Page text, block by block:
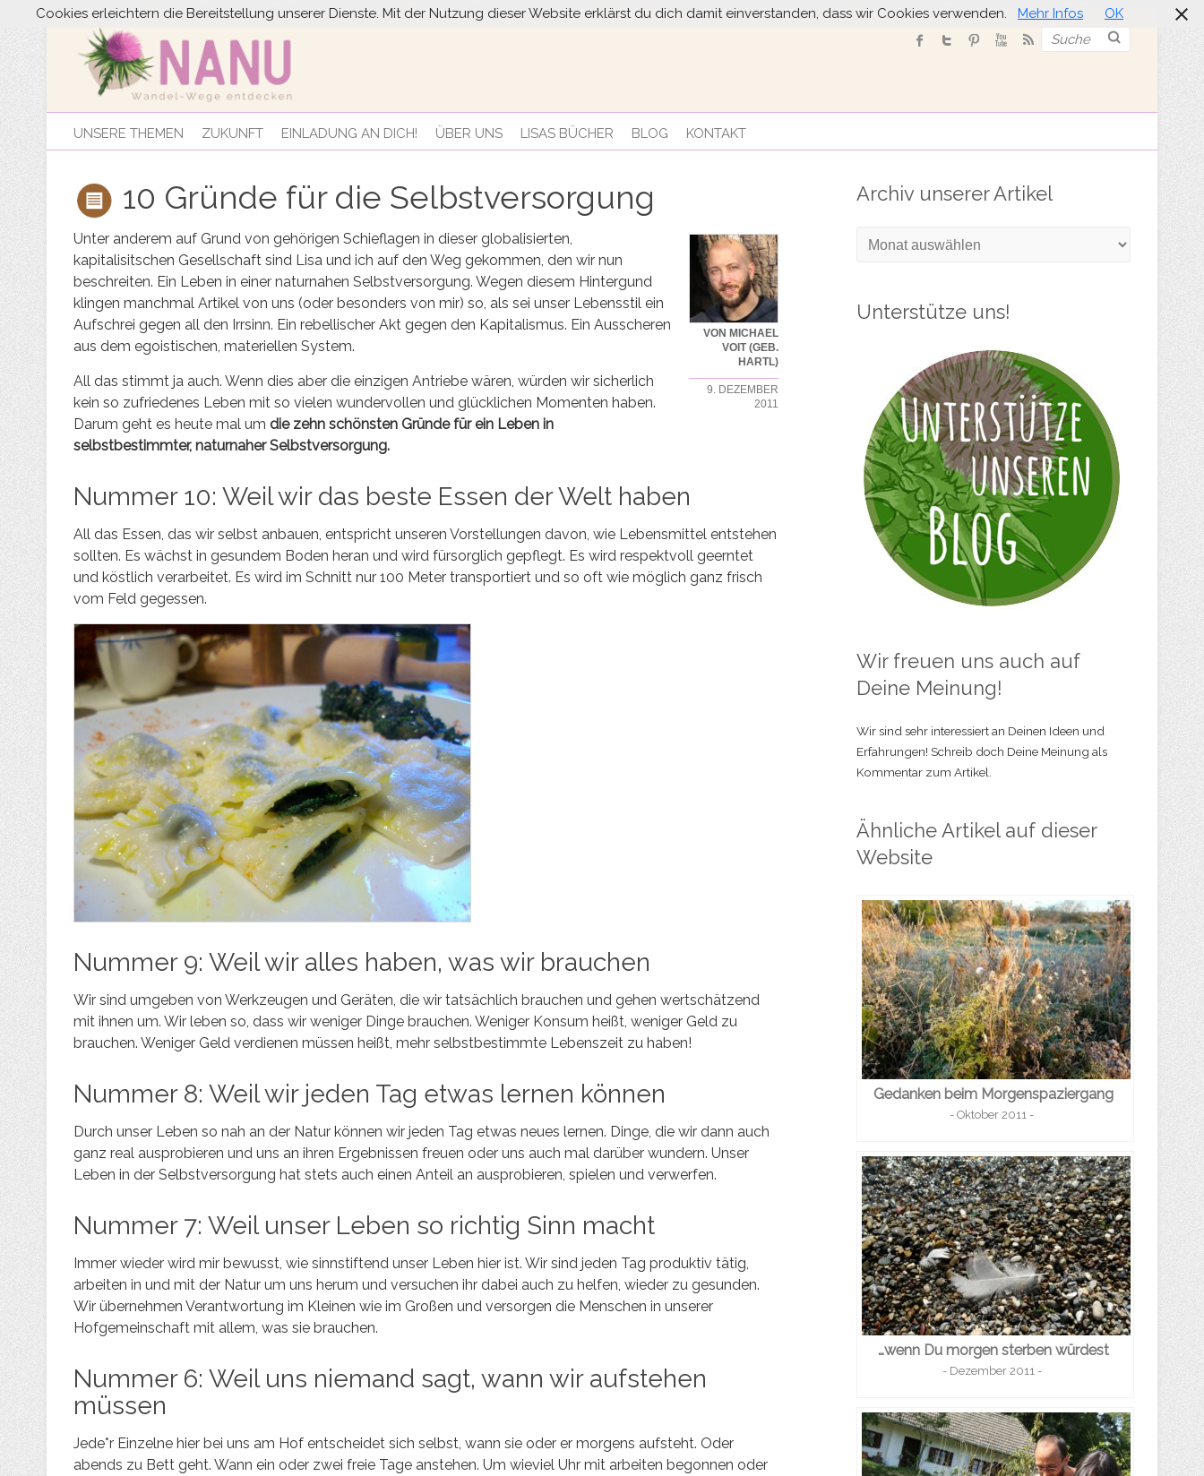
Suche
UNSERE THEMEN ZUKUNFT EINLADUNG AN DICH! ÜBER UNS LISAS BÜCHER BLOG KONTAKT
10 Gründe für die Selbstversorgung
VON MICHAEL
VOIT (GEB.
HARTL)
9. DEZEMBER
2011
Unter anderem auf Grund von gehörigen Schieflagen in dieser globalisierten,
kapitalisitschen Gesellschaft sind Lisa und ich auf den Weg gekommen, den wir nun
beschreiten. Ein Leben in einer naturnahen Selbstversorgung. Wegen diesem Hintergund
klingen manchmal Artikel von uns (oder besonders von mir) so, als sei unser Lebensstil ein
Aufschrei gegen all den Irrsinn. Ein rebellischer Akt gegen den Kapitalismus. Ein Ausscheren
aus dem egoistischen, materiellen System.
All das stimmt ja auch. Wenn dies aber die einzigen Antriebe wären, würden wir sicherlich
kein so zufriedenes Leben mit so vielen wundervollen und glücklichen Momenten haben.
Darum geht es heute mal um die zehn schönsten Gründe für ein Leben in
selbstbestimmter, naturnaher Selbstversorgung.
Nummer 10: Weil wir das beste Essen der Welt haben
All das Essen, das wir selbst anbauen, entspricht unseren Vorstellungen davon, wie Lebensmittel entstehen
sollten. Es wächst in gesundem Boden heran und wird fürsorglich gepflegt. Es wird respektvoll geerntet
und köstlich verarbeitet. Es wird im Schnitt nur 100 Meter transportiert und so oft wie möglich ganz frisch
vom Feld gegessen.
Nummer 9: Weil wir alles haben, was wir brauchen
Wir sind umgeben von Werkzeugen und Geräten, die wir tatsächlich brauchen und gehen wertschätzend
mit ihnen um. Wir leben so, dass wir weniger Dinge brauchen. Weniger Konsum heißt, weniger Geld zu
brauchen. Weniger Geld verdienen müssen heißt, mehr selbstbestimmte Lebenszeit zu haben!
Nummer 8: Weil wir jeden Tag etwas lernen können
Durch unser Leben so nah an der Natur können wir jeden Tag etwas neues lernen. Dinge, die wir dann auch
ganz real ausprobieren und uns an ihren Ergebnissen freuen oder uns auch mal darüber wundern. Unser
Leben in der Selbstversorgung hat stets auch einen Anteil an ausprobieren, spielen und verwerfen.
Nummer 7: Weil unser Leben so richtig Sinn macht
Immer wieder wird mir bewusst, wie sinnstiftend unser Leben hier ist. Wir sind jeden Tag produktiv tätig,
arbeiten in und mit der Natur um uns herum und versuchen ihr dabei auch zu helfen, wieder zu gesunden.
Wir übernehmen Verantwortung im Kleinen wie im Großen und versorgen die Menschen in unserer
Hofgemeinschaft mit allem, was sie brauchen.
Nummer 6: Weil uns niemand sagt, wann wir aufstehen
müssen
Jede*r Einzelne hier bei uns am Hof entscheidet sich selbst, wann sie oder er morgens aufsteht. Oder
abends zu Bett geht. Wann ein oder zwei freie Tage anstehen. Um wieviel Uhr mit arbeiten begonnen oder
Archiv unserer Artikel
Archiv
Unterstütze uns!
Wir freuen uns auch auf
Deine Meinung!
Wir sind sehr interessiert an Deinen Ideen und
Erfahrungen! Schreib doch Deine Meinung als
Kommentar zum Artikel.
Ähnliche Artikel auf dieser
Website
Gedanken beim Morgenspaziergang
- Oktober 2011 -
…wenn Du morgen sterben würdest
- Dezember 2011 -
Cookies erleichtern die Bereitstellung unserer Dienste. Mit der Nutzung dieser Website erklärst du dich damit einverstanden, dass wir Cookies verwenden. Mehr Infos OK